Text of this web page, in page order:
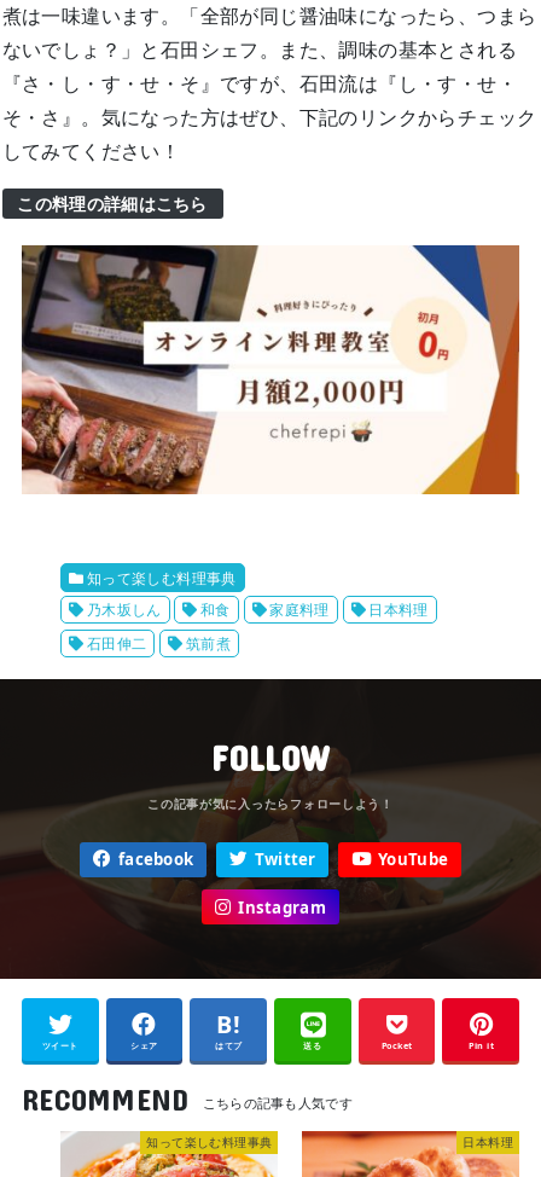
煮は一味違います。「全部が同じ醤油味になったら、つまら
ないでしょ？」と石田シェフ。また、調味の基本とされる
『さ・し・す・せ・そ』ですが、石田流は『し・す・せ・
そ・さ』。気になった方はぜひ、下記のリンクからチェック
してみてください！
この料理の詳細はこちら
知って楽しむ料理事典
乃木坂しん
和食 家庭料理
日本料理
石田伸二
筑前煮
FOLLOW
facebook Twitter YouTube
Instagram
ツイート シェア はてブ 送る Pocket Pin it
RECOMMEND
知って楽しむ料理事典 日本料理